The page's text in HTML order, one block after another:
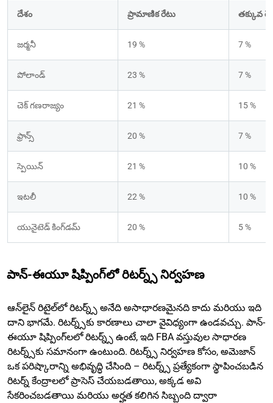
దేశం ప్రామాణిక రేటు తక్కువ
జర్మనీ 19 % 7 %
పోలాండ్ 23 % 7 %
చెక్ గణరాజ్యం 21 % 15 %
ఫ్రాన్స్ 20 % 7 %
స్పెయిన్ 21 % 10 %
ఇటలీ 22 % 10 %
యునైటెడ్ కింగ్‌డమ్ 20 % 5 %
పాన్-ఈయూ షిప్పింగ్‌లో రిటర్న్స్ నిర్వహణ
ఆన్‌లైన్ రిటైల్‌లో రిటర్న్స్ అనేది అసాధారణమైనది కాదు మరియు ఇది
దాని భాగమే. రిటర్న్స్‌కు కారణాలు చాలా వైవిధ్యంగా ఉండవచ్చు. పాన్-
ఈయూ షిప్పింగ్‌లలో రిటర్న్స్ ఉంటే, ఇది FBA వస్తువుల సాధారణ
రిటర్న్స్‌కు సమానంగా ఉంటుంది. రిటర్న్స్ నిర్వహణ కోసం, అమెజాన్
ఒక పరిష్కారాన్ని అభివృద్ధి చేసింది – రిటర్న్స్ ప్రత్యేకంగా స్థాపించబడిన
రిటర్న్ కేంద్రాలలో ప్రాసెస్ చేయబడతాయి, అక్కడ అవి
సేకరించబడతాయి మరియు అర్హత కలిగిన సిబ్బంది ద్వారా